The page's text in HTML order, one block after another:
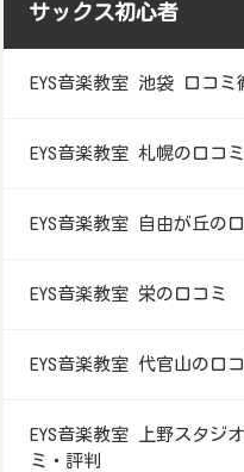
サックス初心者
EYS音楽教室 池袋 口コミ
EYS音楽教室 札幌の口コミ
EYS音楽教室 自由が丘の
EYS音楽教室 栄の口コミ
EYS音楽教室 代官山の口
EYS音楽教室 上野スタジ
ミ・評判